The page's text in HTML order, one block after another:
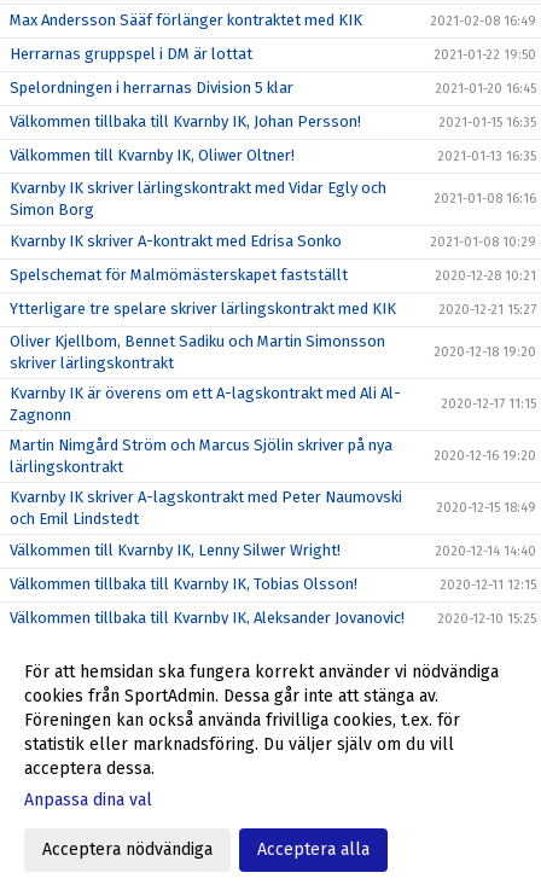
Max Andersson Sääf förlänger kontraktet med KIK 2021-02-08 16:49
Herrarnas gruppspel i DM är lottat 2021-01-22 19:50
Spelordningen i herrarnas Division 5 klar 2021-01-20 16:45
Välkommen tillbaka till Kvarnby IK, Johan Persson! 2021-01-15 16:35
Välkommen till Kvarnby IK, Oliwer Oltner! 2021-01-13 16:35
Kvarnby IK skriver lärlingskontrakt med Vidar Egly och
Simon Borg
2021-01-08 16:16
Kvarnby IK skriver A-kontrakt med Edrisa Sonko 2021-01-08 10:29
Spelschemat för Malmömästerskapet fastställt 2020-12-28 10:21
Ytterligare tre spelare skriver lärlingskontrakt med KIK 2020-12-21 15:27
Oliver Kjellbom, Bennet Sadiku och Martin Simonsson
skriver lärlingskontrakt
2020-12-18 19:20
Kvarnby IK är överens om ett A-lagskontrakt med Ali Al-
Zagnonn
2020-12-17 11:15
Martin Nimgård Ström och Marcus Sjölin skriver på nya
lärlingskontrakt
2020-12-16 19:20
Kvarnby IK skriver A-lagskontrakt med Peter Naumovski
och Emil Lindstedt
2020-12-15 18:49
Välkommen till Kvarnby IK, Lenny Silwer Wright! 2020-12-14 14:40
Välkommen tillbaka till Kvarnby IK, Tobias Olsson! 2020-12-11 12:15
Välkommen tillbaka till Kvarnby IK, Aleksander Jovanovic! 2020-12-10 15:25
El Timimi
2020-12-09 18:30
Välkommen till Kvarnby IK, Hakan Sen! 2020-12-08 18:05
Välkommen till Kvarnby IK, Edin Sazic! 2020-12-07 15:55
Välkommen till Kvarnby IK, Oliver Fredriksson!
Välkommen tillbaka till Kvarnby IK, Pontus Andersson!
Välkommen till Kvarnby IK, Emerson Gonzalez!
Välkommen tillbaka till Kvarnby IK, Alexander Friberg!
För att hemsidan ska fungera korrekt använder vi nödvändiga
cookies från SportAdmin. Dessa går inte att stänga av.
Föreningen kan också använda frivilliga cookies, t.ex. för
statistik eller marknadsföring. Du väljer själv om du vill
acceptera dessa.
Anpassa dina val
Acceptera nödvändiga Acceptera alla